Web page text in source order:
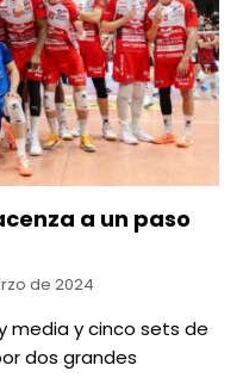
a un paso
de 2024
media y cinco sets de
dos grandes